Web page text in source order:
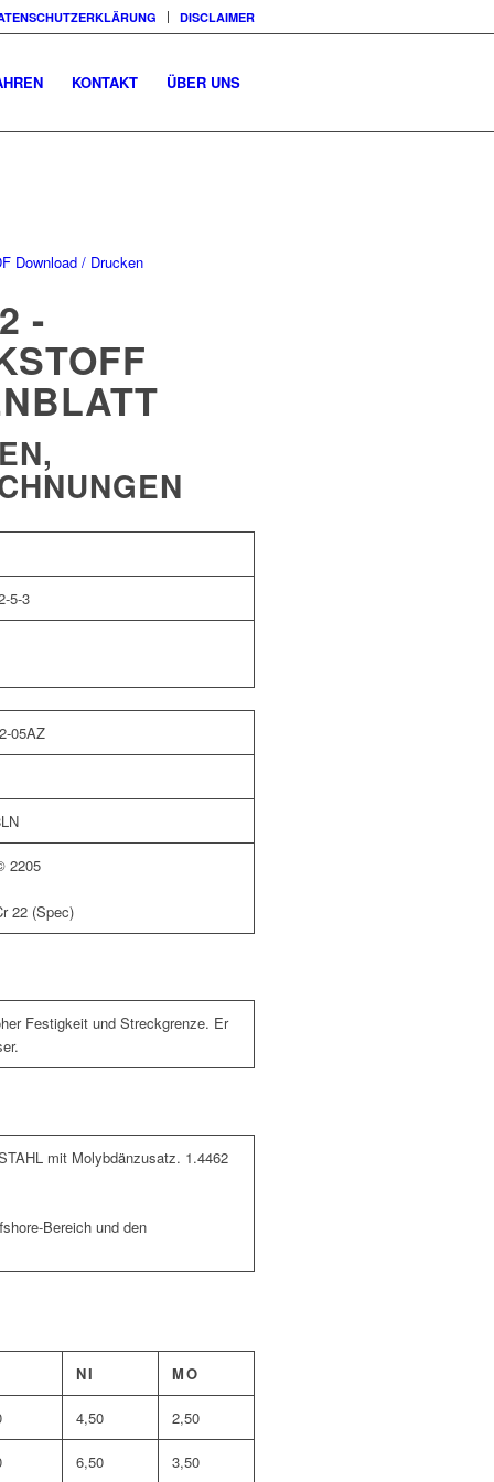
DISCLAIMER
KONTAKT ÜBER UNS
Download / Drucken
-
5-3
05AZ
2205
22 (Spec)
Festigkeit und Streckgrenze. Er
mit Molybdänzusatz. 1.4462
Bereich und den
NI MO
4,50 2,50
6,50 3,50